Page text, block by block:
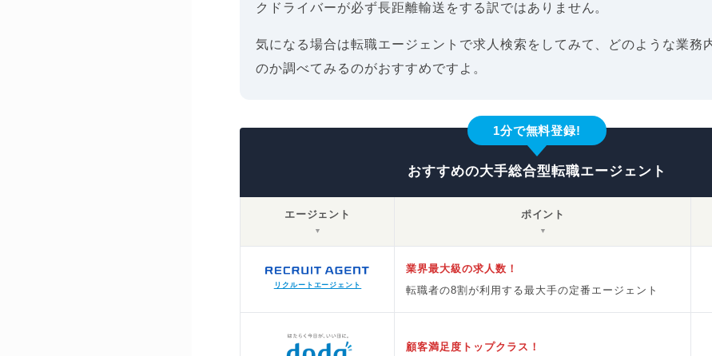
クドライバーが必ず長距離輸送をする訳ではありません。
気になる場合は転職エージェントで求人検索をしてみて、どのような業務
のか調べてみるのがおすすめですよ。
1分で無料登録!
おすすめの大手総合型転職エージェント
エージェント
▼
ポイント
▼
リクルートエージェント
業界最大級の求人数！
転職者の8割が利用する最大手の定番エージェント
顧客満足度トップクラス！